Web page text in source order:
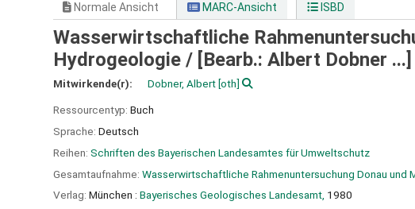
Normale Ansicht MARC-Ansicht ISBD
Wasserwirtschaftliche
Hydrogeologie / [Bearb.: Albert Dobner
Mitwirkende(r): Dobner, Albert [oth]
Ressourcentyp: Buch
Sprache: Deutsch
Reihen: Schriften des Bayerischen Landesamtes für Umweltschutz
Gesamtaufnahme: Wasserwirtschaftliche Rahmenuntersuchung Donau und
Verlag: München : Bayerisches Geologisches Landesamt, 1980